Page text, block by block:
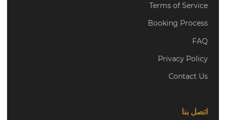
Terms of Service
Booking Process
FAQ
Privacy Policy
Contact Us
اتصل بنا